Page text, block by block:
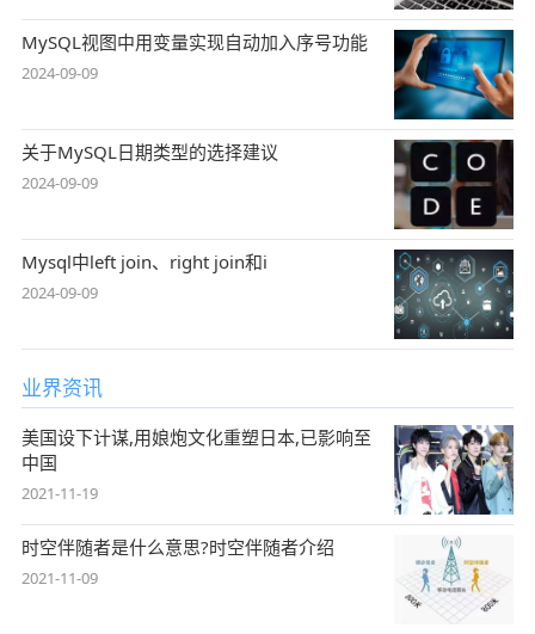
MySQL视图中用变量实现自动加入序号功能
2024-09-09
关于MySQL日期类型的选择建议
2024-09-09
Mysql中left join、right join和i
2024-09-09
业界资讯
美国设下计谋,用娘炮文化重塑日本,已影响至
中国
2021-11-19
时空伴随者是什么意思?时空伴随者介绍
2021-11-09